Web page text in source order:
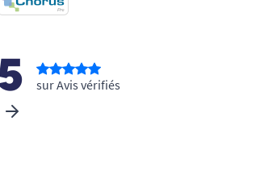
sur Avis vérifiés